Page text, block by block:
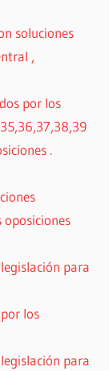
soluciones
,
por los
.
oposiciones
para
los
para